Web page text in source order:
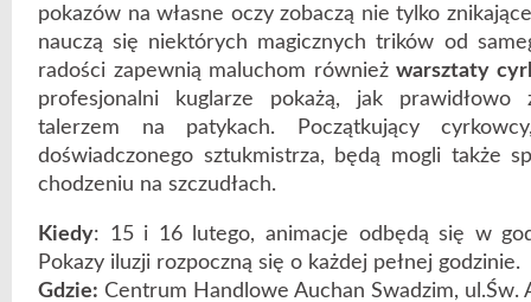
pokazów na własne oczy zobaczą nie tylko
nauczą się niektórych magicznych trików od
radości zapewnią maluchom równieżwarsztaty
profesjonalni kuglarze pokażą, jak prawidłowo
talerzem na patykach. Początkujący
doświadczonego sztukmistrza, będą mogli także
chodzeniu na szczudłach.
Kiedy: 15 i 16 lutego, animacje odbędą się w
Pokazy iluzji rozpoczną się o każdej pełnej godzinie.
Gdzie: Centrum Handlowe Auchan Swadzim, ul.Św.